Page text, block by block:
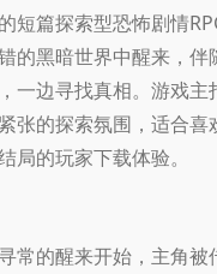
短篇探索型恐怖剧情
的黑暗世界中醒来，伴
一边寻找真相。游戏主
张的探索氛围，适合喜
局的玩家下载体验。
常的醒来开始，主角被